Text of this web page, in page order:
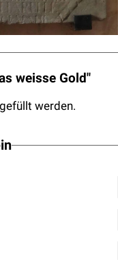
weisse Gold"
werden.